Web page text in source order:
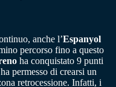
anche l’Espanyol
percorso fino a questo
ha conquistato 9 punti
permesso di crearsi un
retrocessione. Infatti, i